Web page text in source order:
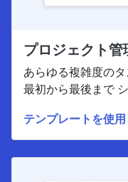
プロジェクト管
あらゆる複雑度の
最初から最後まで
テンプレートを使用